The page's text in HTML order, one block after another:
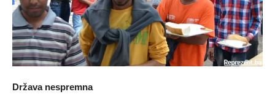
Država nespremna